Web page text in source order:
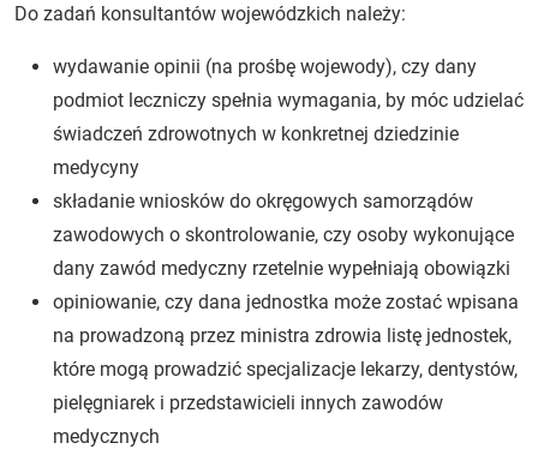
Do zadań konsultantów wojewódzkich należy:
wydawanie opinii (na prośbę wojewody), czy dany
podmiot leczniczy spełnia wymagania, by móc udzielać
świadczeń zdrowotnych w konkretnej dziedzinie
medycyny
składanie wniosków do okręgowych samorządów
zawodowych o skontrolowanie, czy osoby wykonujące
dany zawód medyczny rzetelnie wypełniają obowiązki
opiniowanie, czy dana jednostka może zostać wpisana
na prowadzoną przez ministra zdrowia listę jednostek,
które mogą prowadzić specjalizacje lekarzy, dentystów,
pielęgniarek i przedstawicieli innych zawodów
medycznych